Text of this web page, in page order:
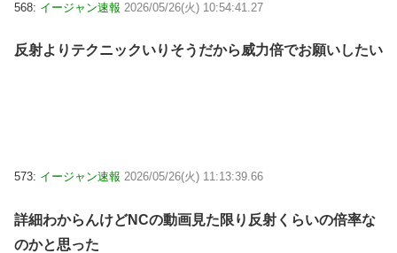
568: イージャン速報 2026/05/26(火) 10:54:41.27
反射よりテクニックいりそうだから威力倍でお願いしたい
573: イージャン速報 2026/05/26(火) 11:13:39.66
詳細わからんけどNCの動画見た限り反射くらいの倍率な
のかと思った